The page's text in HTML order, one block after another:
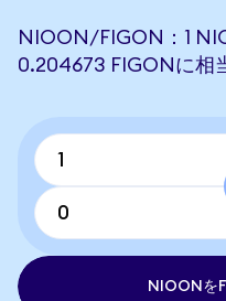
NIOON/FIGON：1
0.204673 FIGONに相
NIOONを